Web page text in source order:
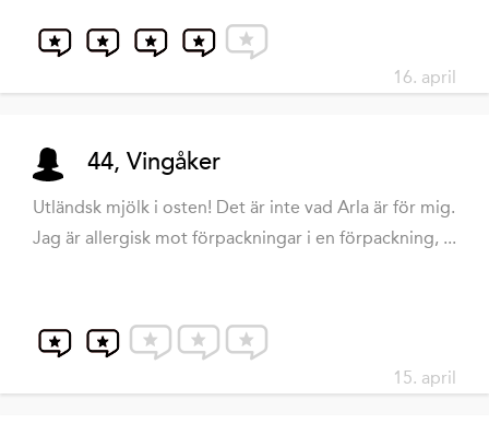
16. april
44, Vingåker
Utländsk mjölk i osten! Det är inte vad Arla är för mig.
Jag är allergisk mot förpackningar i en förpackning, ...
15. april